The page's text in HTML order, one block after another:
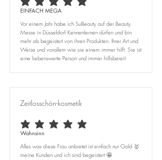
durchschnittliches Rating ist 5 von 5
EINFACH MEGA
Vor einem Jahr habe ich SuBeauty auf der Beauty
Messe in Düsseldorf Kennenlernen dürfen und bin
mehr als begeistert von ihren Produkten. Ihrer Art und
Weise und vorallem wie sie einem immer hilft. Sie ist
eine liebenswerte Person und immer hilfsbereit
Zeitlosschön-kosmetik
durchschnittliches Rating ist 5 von 5
Wahnsinn
Alles was diese Frau anbietet ist einfach nur Gold 🥇
meine Kunden und ich sind begeistert 🤩